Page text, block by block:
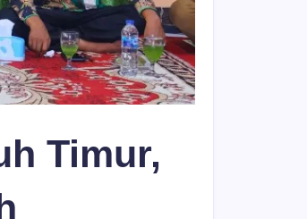
Timur,